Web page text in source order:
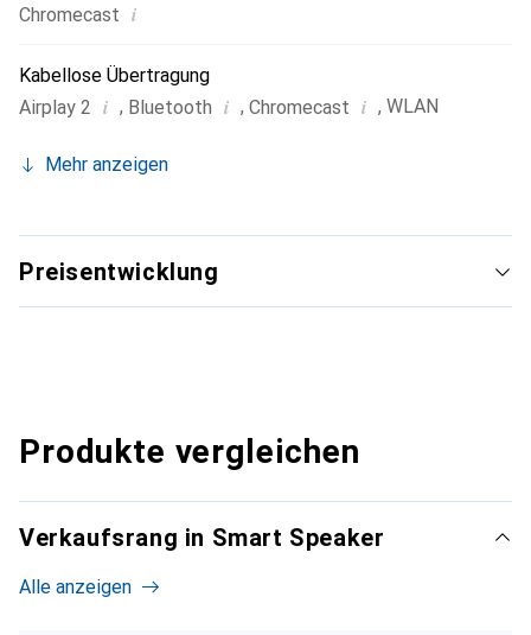
Chromecast i
Kabellose Übertragung
Airplay 2 i , Bluetooth i , Chromecast i , WLAN
Mehr anzeigen
Preisentwicklung
Produkte vergleichen
Verkaufsrang in Smart Speaker
Alle anzeigen